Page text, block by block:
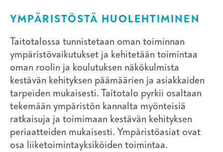
YMPÄRISTÖSTÄ HUOLEHTIMINEN
Taitotalossa tunnistetaan oman toiminnan
ympäristövaikutukset ja kehitetään toimintaa
oman roolin ja koulutuksen näkökulmista
kestävän kehityksen päämäärien ja asiakkaiden
tarpeiden mukaisesti. Taitotalo pyrkii osaltaan
tekemään ympäristön kannalta myönteisiä
ratkaisuja ja toimimaan kestävän kehityksen
periaatteiden mukaisesti. Ympäristöasiat ovat
osa liiketoimintayksiköiden toimintaa.